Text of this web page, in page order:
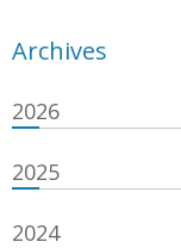
Archives
2026
2025
2024